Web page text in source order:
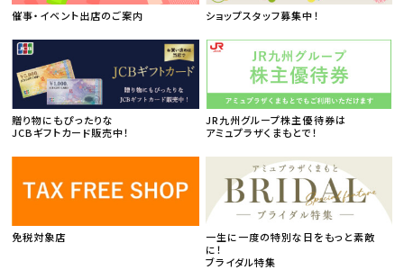
催事・イベント出店のご案内 ショップスタッフ募集中！
贈り物にもぴったりな
JCBギフトカード販売中！
JR九州グループ株主優待券は
アミュプラザくまもとで！
免税対象店
一生に一度の特別な日をもっと素敵
に！
ブライダル特集